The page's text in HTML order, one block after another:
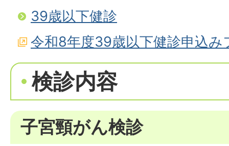
39歳以下健診
令和8年度39歳以下健診申込み
検診内容
子宮頸がん検診